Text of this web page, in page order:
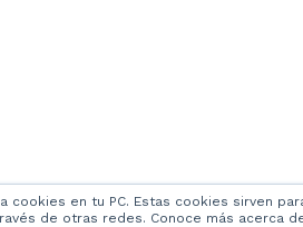
cookies en tu PC. Estas cookies sirven
de otras redes. Conoce más acerca